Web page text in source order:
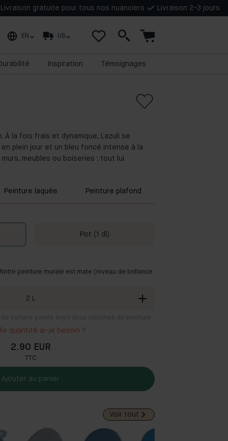
Livraison gratuite pour tous nos nuanciers Livraison 2-3 jours
EN US
Inspiration Témoignages
À la fois frais et dynamique, Lazuli se
plein jour et un bleu foncé intense à la
meubles ou boiseries : tout lui
Peinture laquée Peinture plafond
Pot (1 dl)
peinture murale est mate (niveau de brillance
2 L
de surface peinte avec deux couches de peinture
quantité ai-je besoin ?
2.90 EUR
TTC
Ajouter au panier
Voir tout